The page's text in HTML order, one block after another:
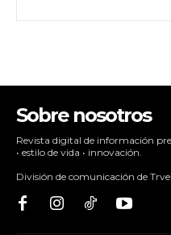
Sobre nosotros
Revista digital de información
• estilo de vida • innovación.
División de comunicación de